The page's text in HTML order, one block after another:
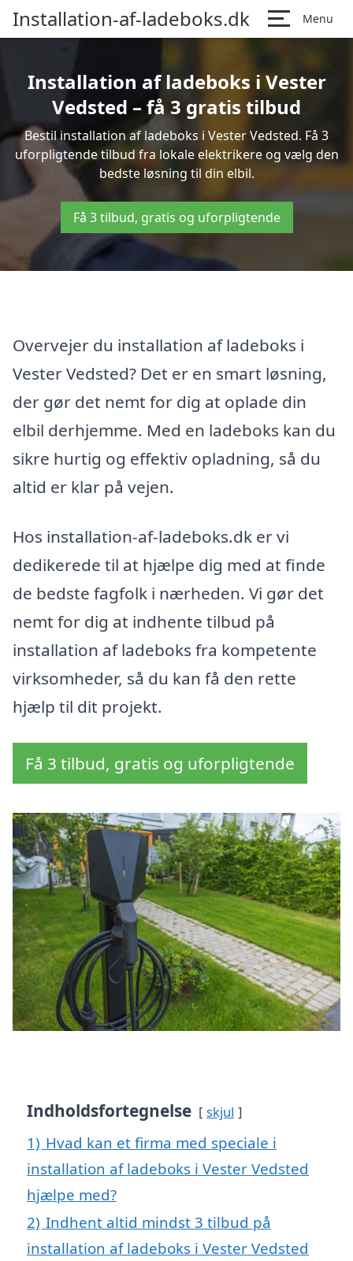
Installation-af-ladeboks.dk Menu
Installation af ladeboks i Vester
Vedsted – få 3 gratis tilbud
Bestil installation af ladeboks i Vester Vedsted. Få 3
uforpligtende tilbud fra lokale elektrikere og vælg den
bedste løsning til din elbil.
Få 3 tilbud, gratis og uforpligtende
Overvejer du installation af ladeboks i
Vester Vedsted? Det er en smart løsning,
der gør det nemt for dig at oplade din
elbil derhjemme. Med en ladeboks kan du
sikre hurtig og effektiv opladning, så du
altid er klar på vejen.
Hos installation-af-ladeboks.dk er vi
dedikerede til at hjælpe dig med at finde
de bedste fagfolk i nærheden. Vi gør det
nemt for dig at indhente tilbud på
installation af ladeboks fra kompetente
virksomheder, så du kan få den rette
hjælp til dit projekt.
Få 3 tilbud, gratis og uforpligtende
Indholdsfortegnelse skjul
1) Hvad kan et firma med speciale i
installation af ladeboks i Vester Vedsted
hjælpe med?
2) Indhent altid mindst 3 tilbud på
installation af ladeboks i Vester Vedsted